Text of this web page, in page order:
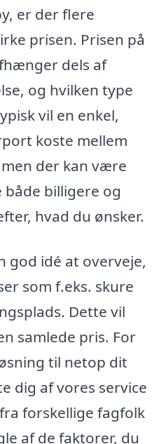
er der flere
prisen. Prisen på
dels af
og hvilken type
vil en enkel,
koste mellem
men der kan være
billigere og
hvad du ønsker.
god idé at overveje,
som f.eks. skure
Dette vil
samlede pris. For
til netop dit
dig af vores service
forskellige fagfolk
af de faktorer, du